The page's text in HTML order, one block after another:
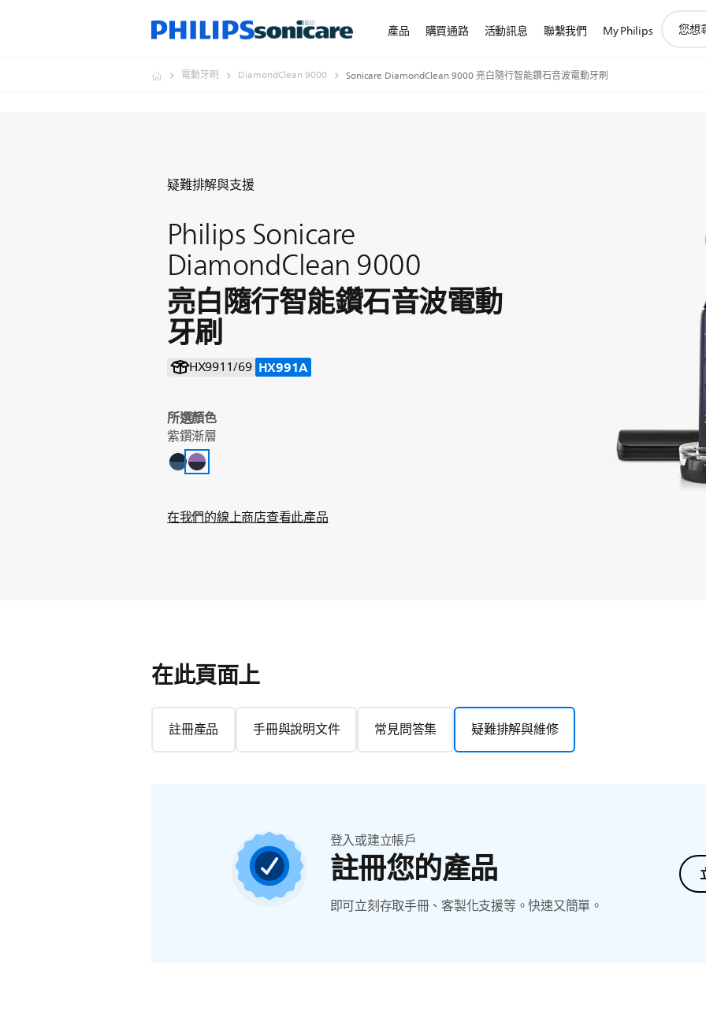
產品 購買通路 活動訊息 聯繫我們 My Philips
電動牙刷 DiamondClean 9000 Sonicare DiamondClean 9000 亮白隨行智能鑽石音波電動牙刷
疑難排解與支援
Philips Sonicare
DiamondClean 9000
亮白隨行智能鑽石音波電動
牙刷
HX9911/69 HX991A
所選顏色
紫鑽漸層
在我們的線上商店查看此產品
在此頁面上
註冊產品 手冊與說明文件 常見問答集 疑難排解與維修
登入或建立帳戶
註冊您的產品
即可立刻存取手冊、客製化支援等。快速又簡單。